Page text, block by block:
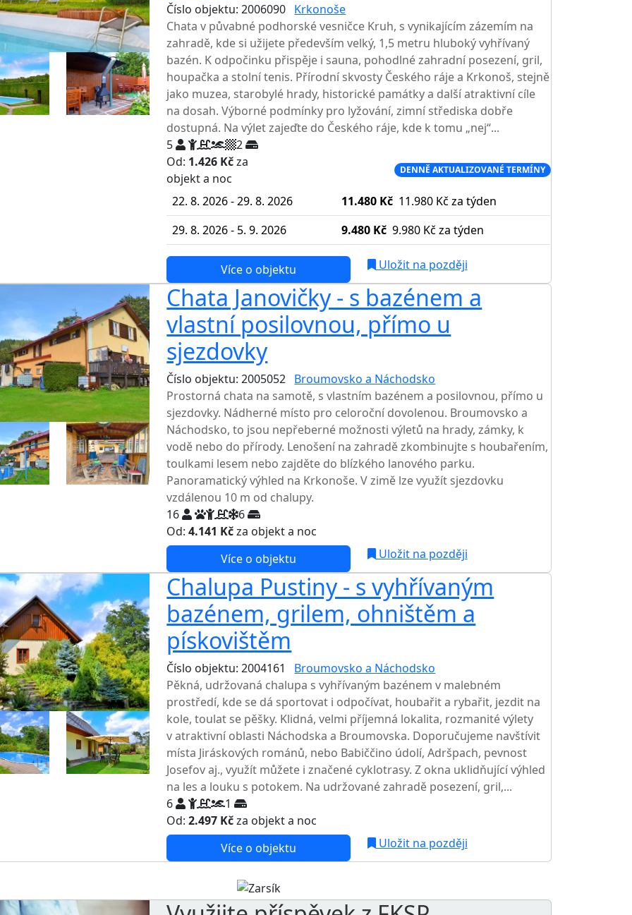
Číslo objektu: 2006090 Krkonoše
Chata v půvabné podhorské vesničce Kruh, s vynikajícím zázemím na
zahradě, kde si užijete především velký, 1,5 metru hluboký vyhřívaný
bazén. K odpočinku přispěje i sauna, pohodlné zahradní posezení, gril,
houpačka a stolní tenis. Přírodní skvosty Českého ráje a Krkonoš, stejně
jako muzea, starobylé hrady, historické památky a další atraktivní cíle
na dosah. Výborné podmínky pro lyžování, zimní střediska dobře
dostupná. Na výlet zajeďte do Českého ráje, kde k tomu „nej“...
5
2
Od: 1.426 Kčza
objekt a noc
DENNĚ AKTUALIZOVANÉ TERMÍNY
22. 8. 2026 - 29. 8. 2026 11.480 Kč 11.980 Kč za týden
29. 8. 2026 - 5. 9. 2026
9.480 Kč 9.980 Kč za týden
Více o objektu Uložit na později
Chata Janovičky - s bazénem a
vlastní posilovnou, přímo u
sjezdovky
Číslo objektu: 2005052 Broumovsko a Náchodsko
Prostorná chata na samotě, s vlastním bazénem a posilovnou, přímo u
sjezdovky. Nádherné místo pro celoroční dovolenou. Broumovsko a
Náchodsko, to jsou nepřeberné možnosti výletů na hrady, zámky, k
vodě nebo do přírody. Lenošení na zahradě zkombinujte s houbařením,
toulkami lesem nebo zajděte do blízkého lanového parku.
Panoramatický výhled na Krkonoše. V zimě lze využít sjezdovku
vzdálenou 10 m od chalupy.
16
6
Od:4.141 Kčza objekt a noc
Více o objektu Uložit na později
Chalupa Pustiny - s vyhřívaným
bazénem, grilem, ohništěm a
pískovištěm
Číslo objektu: 2004161 Broumovsko a Náchodsko
Pěkná, udržovaná chalupa s vyhřívaným bazénem v malebném
prostředí, kde se dá sportovat i odpočívat, houbařit a rybařit, jezdit na
kole, toulat se pěšky. Klidná, velmi příjemná lokalita, rozmanité výlety
v atraktivní oblasti Náchodska a Broumovska. Doporučujeme navštívit
místa Jiráskových románů, nebo Babiččino údolí, Adršpach, pevnost
Josefov aj., využít můžete i značené cyklotrasy. Z okna uklidňující výhled
na les a louku s potokem. Na udržované zahradě posezení, gril,...
6
1
Od:2.497 Kčza objekt a noc
Více o objektu
Uložit na později